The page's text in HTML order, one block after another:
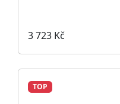
3 723 Kč
TOP